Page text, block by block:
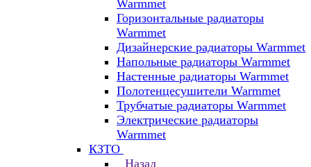
Warmmet
Горизонтальные радиаторы
Warmmet
Дизайнерские радиаторы Warmmet
Напольные радиаторы Warmmet
Настенные радиаторы Warmmet
Полотенцесушители Warmmet
Трубчатые радиаторы Warmmet
Электрические радиаторы
Warmmet
КЗТО
Назад